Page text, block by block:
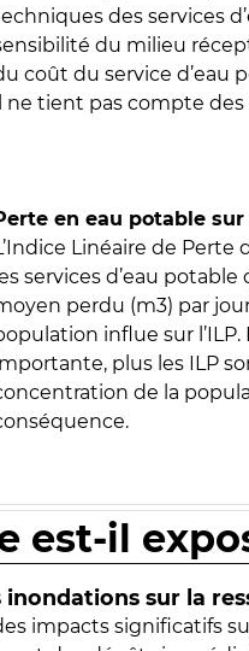
des services
du milieu
coût du service d’eau
ne tient pas compte des
en eau potable sur
Linéaire de
services d’eau
perdu (m3) par
influe sur
plus les ILP
de la
est-il
inondations sur la
impacts significatifs